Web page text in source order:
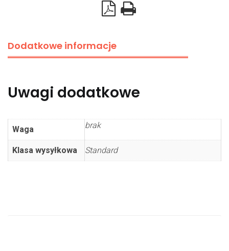
dwustronna
Dodatkowe informacje
Uwagi dodatkowe
Waga brak
Klasa wysyłkowa Standard